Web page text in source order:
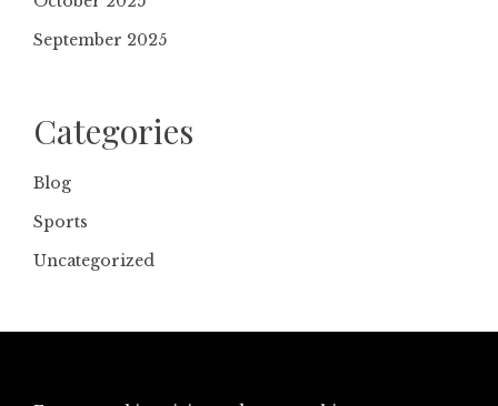
September 2025
Categories
Blog
Sports
Uncategorized